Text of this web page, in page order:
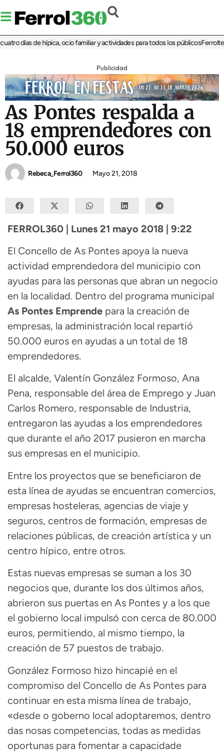
días de hípica, ocio familiar y actividades para todos los públicosFerrolterra
Publicidad
As Pontes respalda a
18 emprendedores con
50.000 euros
Rebeca_Ferrol360 Mayo 21, 2018
FERROL360 | Lunes 21 mayo 2018 | 9:22
El Concello de As Pontes apoya la nueva
actividad emprendedora del municipio con
ayudas para las personas que abran un negocio
en la localidad. Dentro del programa municipal
As Pontes Emprende para la creación de
empresas, la administración local repartió
50.000 euros en ayudas a un total de 18
emprendedores.
El alcalde, Valentín González Formoso, Ana
Pena, responsable del área de Emprego y Juan
Carlos Romero, responsable de Industria,
entregaron las ayudas a los emprendedores
que durante el año 2017 pusieron en marcha
sus empresas en el municipio.
Entre los proyectos que se beneficiaron de
esta línea de ayudas se encuentran comercios,
empresas hosteleras, agencias de viaje y
seguros, centros de formación, empresas de
relaciones públicas, de creación artística y un
centro hípico, entre otros.
Estas nuevas empresas se suman a los 30
negocios que, durante los dos últimos años,
abrieron sus puertas en As Pontes y a los que
el gobierno local impulsó con cerca de 80.000
euros, permitiendo, al mismo tiempo, la
creación de 57 puestos de trabajo.
González Formoso hizo hincapié en el
compromiso del Concello de As Pontes para
continuar en esta misma línea de trabajo,
«desde o goberno local adoptaremos, dentro
das nosas competencias, todas as medidas
oportunas para fomentar a capacidade